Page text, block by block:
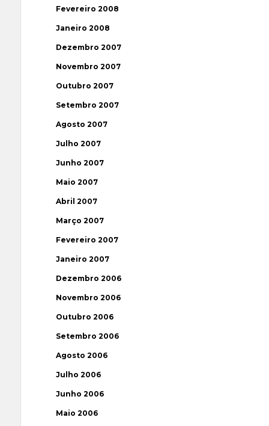
Fevereiro 2008
Janeiro 2008
Dezembro 2007
Novembro 2007
Outubro 2007
Setembro 2007
Agosto 2007
Julho 2007
Junho 2007
Maio 2007
Abril 2007
Março 2007
Fevereiro 2007
Janeiro 2007
Dezembro 2006
Novembro 2006
Outubro 2006
Setembro 2006
Agosto 2006
Julho 2006
Junho 2006
Maio 2006